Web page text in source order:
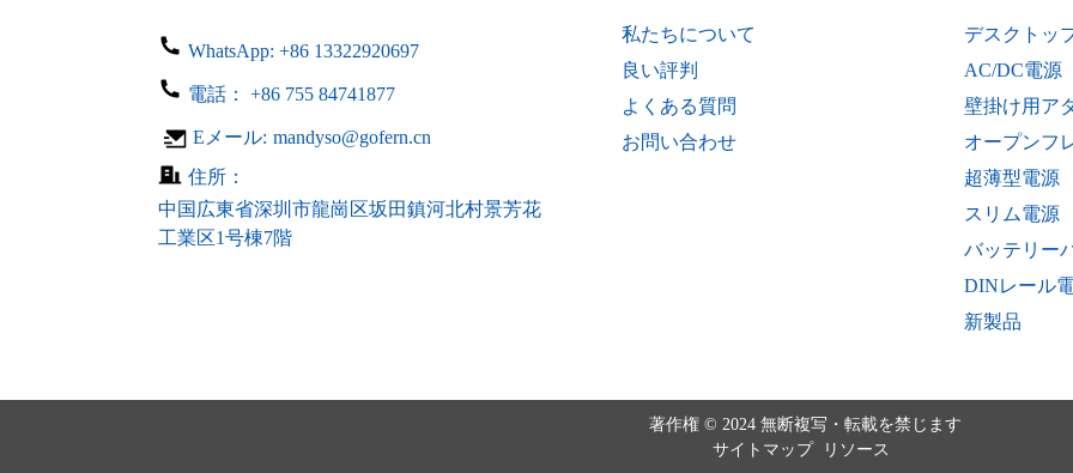
0.5A DC ...
ンフレームLEDドライバー
WhatsApp: +86 13322920697
電話： +86 755 84741877
Eメール: mandyso@gofern.cn
住所：
中国広東省深圳市龍崗区坂田鎮河北村景芳花
工業区1号棟7階
私たちについて
良い評判
よくある質問
お問い合わせ
デスクトッ
AC/DC電源
壁掛け用ア
オープンフ
超薄型電源
スリム電源
バッテリー
DINレール
新製品
著作権 © 2024 無断複写・転載を禁じます
サイトマップ
リソース